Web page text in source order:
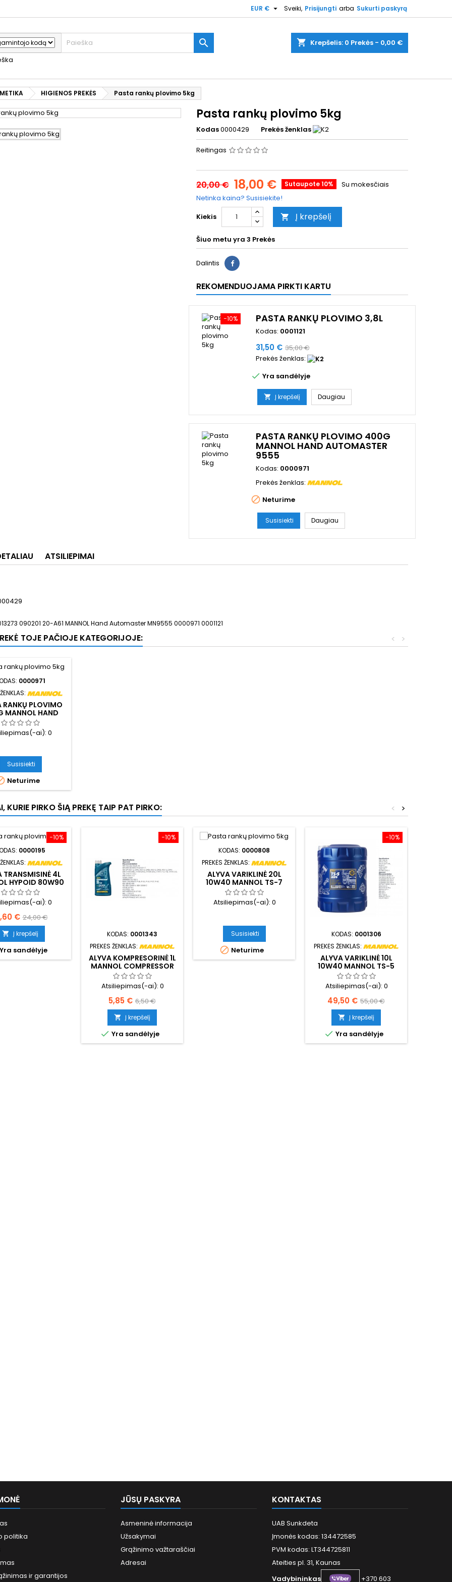
Sveiki, Prisijungti arba Sukurti paskyrą
EUR € 
shopping_cart Krepšelis: 0 Prekės - 0,00 €

HIGIENOS PREKĖS Pasta rankų plovimo 5kg
Pasta rankų plovimo 5kg
Kodas0000429 Prekės ženklas
Reitingas
20,00 € 18,00 € Sutaupote 10%
Su mokesčiais
Netinka kaina? Susisiekite!
Kiekis
 Į krepšelį
Šiuo metu yra 3 Prekės
Dalintis
REKOMENDUOJAMA PIRKTI KARTU
−10% PASTA RANKŲ PLOVIMO 3,8L
Kodas: 0001121
Kaina
31,50 € Bazinė
kaina
35,00 €
Prekės ženklas:
 Yra sandėlyje
 Į krepšelį Daugiau
PASTA RANKŲ PLOVIMO 400G
MANNOL HAND AUTOMASTER
9555
Kodas: 0000971
Prekės ženklas:
 Neturime
Susisiekti Daugiau
ATSILIEPIMAI
090201 20-A61 MANNOL Hand Automaster MN9555 0000971 0001121
TOJE PAČIOJE KATEGORIJOJE: >
<
0000971
RANKŲ PLOVIMO
MANNOL HAND
9555
ai): 0
Susisiekti
Neturime
KURIE PIRKO ŠIĄ PREKĘ TAIP PAT PIRKO: >
<
−10%
0000195
TRANSMISINĖ 4L
HYPOID 80W90
4/GL-5 LS 8106
ai): 0
€ Bazinė
kaina
24,00 €
 Į krepšelį
Yra sandėlyje
−10%
KODAS: 0001343
PREKĖS ŽENKLAS:
ALYVA KOMPRESORINĖ 1L
MANNOL COMPRESSOR
OIL ISO 46 2901
Atsiliepimas(-ai): 0
Kaina
5,85 € Bazinė
kaina
6,50 €
 Į krepšelį
 Yra sandėlyje
KODAS: 0000808
PREKĖS ŽENKLAS:
ALYVA VARIKLINĖ 20L
10W40 MANNOL TS-7
UHPD BLUE 7107
Atsiliepimas(-ai): 0
Susisiekti
 Neturime
−10%
KODAS: 0001306
PREKĖS ŽENKLAS:
ALYVA VARIKLINĖ 10L
10W40 MANNOL TS-5
UHPD 7105
Atsiliepimas(-ai): 0
Kaina
49,50 € Bazinė
kaina
55,00 €
 Į krepšelį
 Yra sandėlyje
politika
ir garantijos
JŪSŲ PASKYRA
Asmeninė informacija
Užsakymai
Grąžinimo važtaraščiai
Adresai
KONTAKTAS
UAB Sunkdeta
Įmonės kodas: 134472585
PVM kodas: LT344725811
Ateities pl. 31, Kaunas
Vadybininkas
+370 603